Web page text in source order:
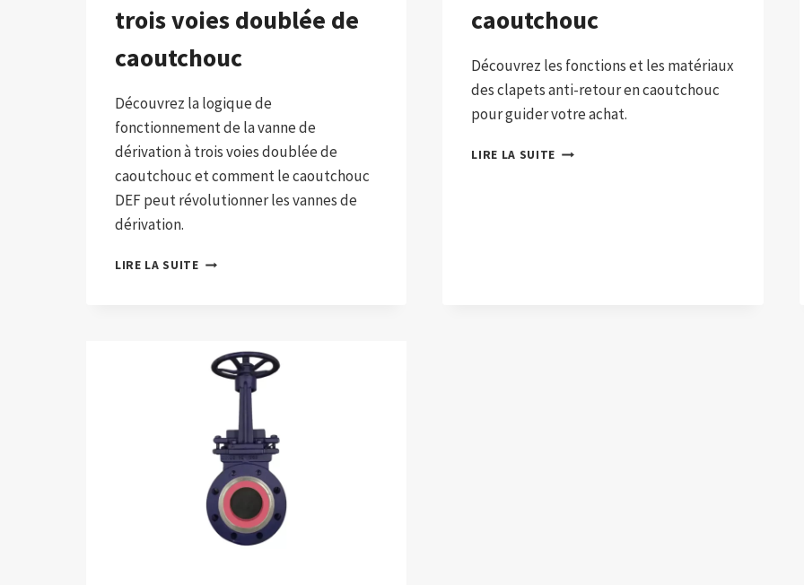
trois voies doublée de
caoutchouc
Découvrez la logique de
fonctionnement de la vanne de
dérivation à trois voies doublée de
caoutchouc et comment le caoutchouc
DEF peut révolutionner les vannes de
dérivation.
LIRE LA SUITEVANNE
VOIES
DOUBLÉE
CAOUTCHOUC
caoutchouc
Découvrez les fonctions et les matériaux
des clapets anti-retour en caoutchouc
pour guider votre achat.
LIRE LA SUITE CLAPET